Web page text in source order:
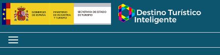
Saltar
al
contenido
Inicio
Menú
Zaragoza se promociona